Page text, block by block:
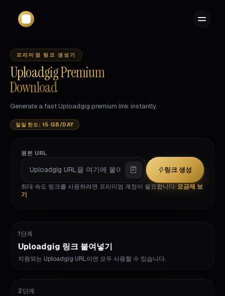
프리미엄 링크 생성기
Uploadgig Premium
Download
Generate a fast Uploadgig premium link instantly.
일일 한도: 15 GB/DAY
원본 URL
링크 생성
최대 속도 링크를 사용하려면 프리미엄 계정이 필요합니다. 요금제 보
기
1단계
Uploadgig 링크 붙여넣기
지원되는 Uploadgig URL이면 모두 사용할 수 있습니다.
2단계